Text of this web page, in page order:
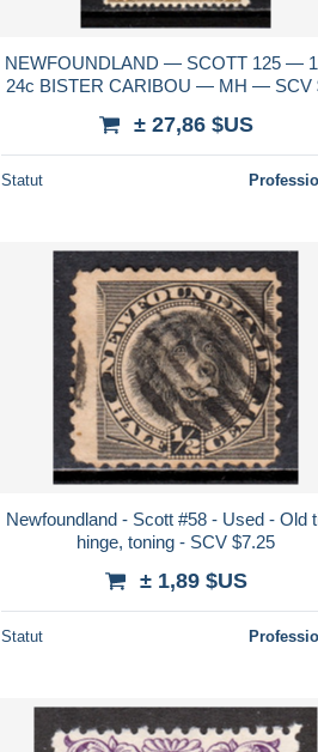
NEWFOUNDLAND — SCOTT 125 —
24c BISTER CARIBOU — MH — SCV
± 27,86 $US
Statut
Newfoundland - Scott #58 - Used - Old
hinge, toning - SCV $7.25
± 1,89 $US
Statut